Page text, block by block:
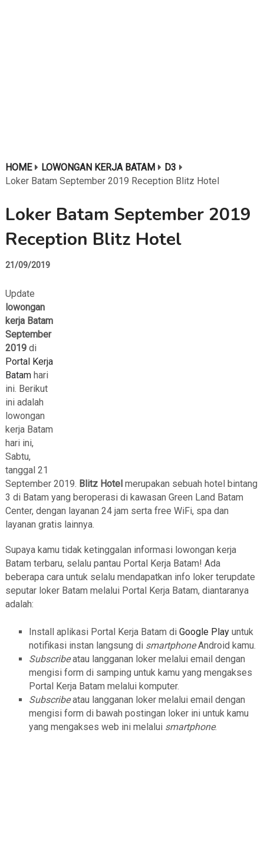
HOME LOWONGAN KERJA BATAM
D3
Loker Batam September 2019 Reception Blitz Hotel
Loker Batam September 2019
Reception Blitz Hotel
21/09/2019
Update
lowongan
kerja Batam
September
2019 di
Portal Kerja
Batamhari
ini. Berikut
ini adalah
lowongan
kerja Batam
hari ini,
Sabtu,
tanggal 21
September 2019. Blitz Hotelmerupakan sebuah hotel bintang
3 di Batam yang beroperasi di kawasan Green Land Batam
Center, dengan layanan 24 jam serta free WiFi, spa dan
layanan gratis lainnya.
Supaya kamu tidak ketinggalan informasi lowongan kerja
Batam terbaru, selalu pantau Portal Kerja Batam! Ada
beberapa cara untuk selalu mendapatkan info loker terupdate
seputar loker Batam melalui Portal Kerja Batam, diantaranya
adalah:
Install aplikasi Portal Kerja Batam di Google Playuntuk
notifikasi instan langsung di smartphoneAndroid kamu.
Subscribeatau langganan loker melalui email dengan
mengisi form di samping untuk kamu yang mengakses
Portal Kerja Batam melalui komputer.
Subscribeatau langganan loker melalui email dengan
mengisi form di bawah postingan loker ini untuk kamu
yang mengakses web ini melalui smartphone.